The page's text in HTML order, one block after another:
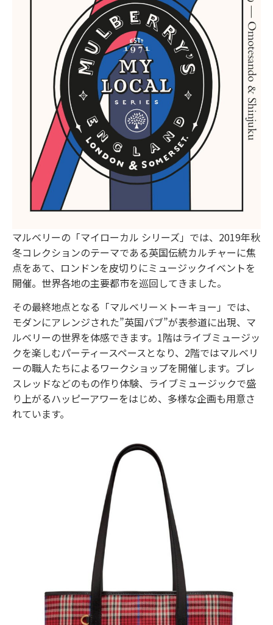
マルベリーの「マイローカル シリーズ」では、2019年秋
冬コレクションのテーマである英国伝統カルチャーに焦
点をあて、ロンドンを皮切りにミュージックイベントを
開催。世界各地の主要都市を巡回してきました。
その最終地点となる「マルベリー×トーキョー」では、
モダンにアレンジされた”英国パブ”が表参道に出現、マ
ルベリーの世界を体感できます。1階はライブミュージッ
クを楽しむパーティースペースとなり、2階ではマルベリ
ーの職人たちによるワークショップを開催します。ブレ
スレッドなどのもの作り体験、ライブミュージックで盛
り上がるハッピーアワーをはじめ、多様な企画も用意さ
れています。